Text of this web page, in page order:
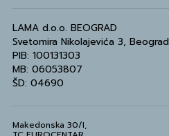
LAMA d.o.o. BEOGRAD
Svetomira Nikolajevića 3, Beograd
PIB: 100131303
MB: 06053807
ŠD: 04690
Makedonska 30/I,